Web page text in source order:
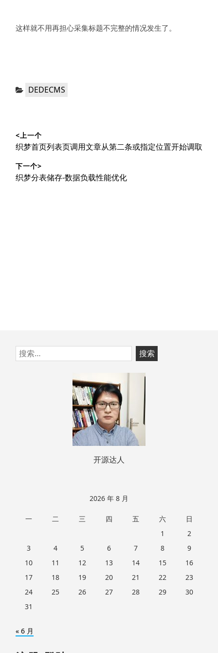
这样就不用再担心采集标题不完整的情况发生了。
分
DEDECMS
章
导
航
<上一个
上
文
章：
织梦首页列表页调用文章从第二条或指定位置开始调取
下一个>
下
织梦分表储存-数据负载性能优化
跳
至
搜
索：
开源达人
2026 年 8 月
一 二 三 四 五 六
日
1
2
3
4 5 6 7 8
9
10
11 12 13 14 15
16
17
18 19 20 21 22
23
24
25 26 27 28 29
30
31
« 6 月